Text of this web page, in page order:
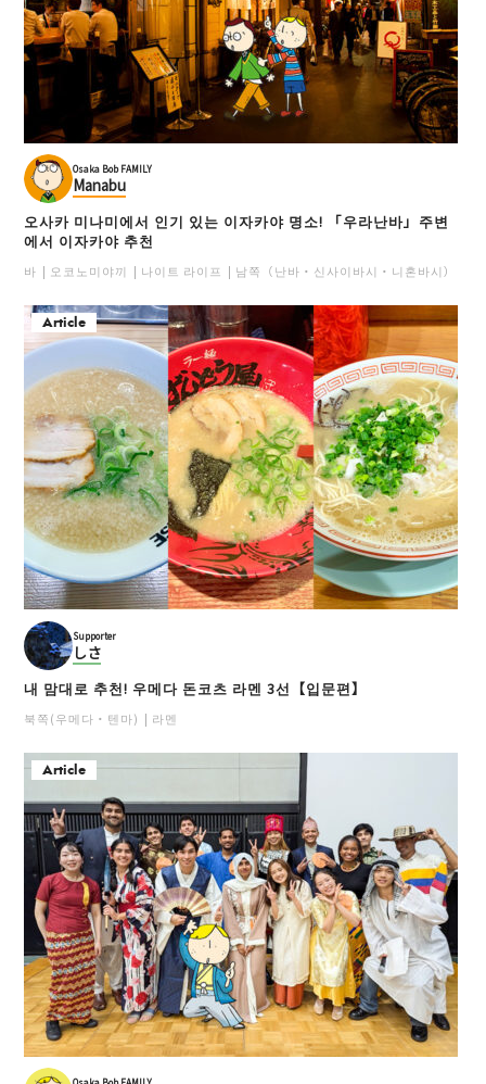
Osaka Bob FAMILY
Manabu
오사카 미나미에서 인기 있는 이자카야 명소! 「우라난바」주변
에서 이자카야 추천
바 오코노미야끼 나이트 라이프 남쪽（난바・신사이바시・니혼바시）
Article
Supporter
しさ
내 맘대로 추천! 우메다 돈코츠 라멘 3선【입문편】
북쪽(우메다・텐마) 라멘
Article